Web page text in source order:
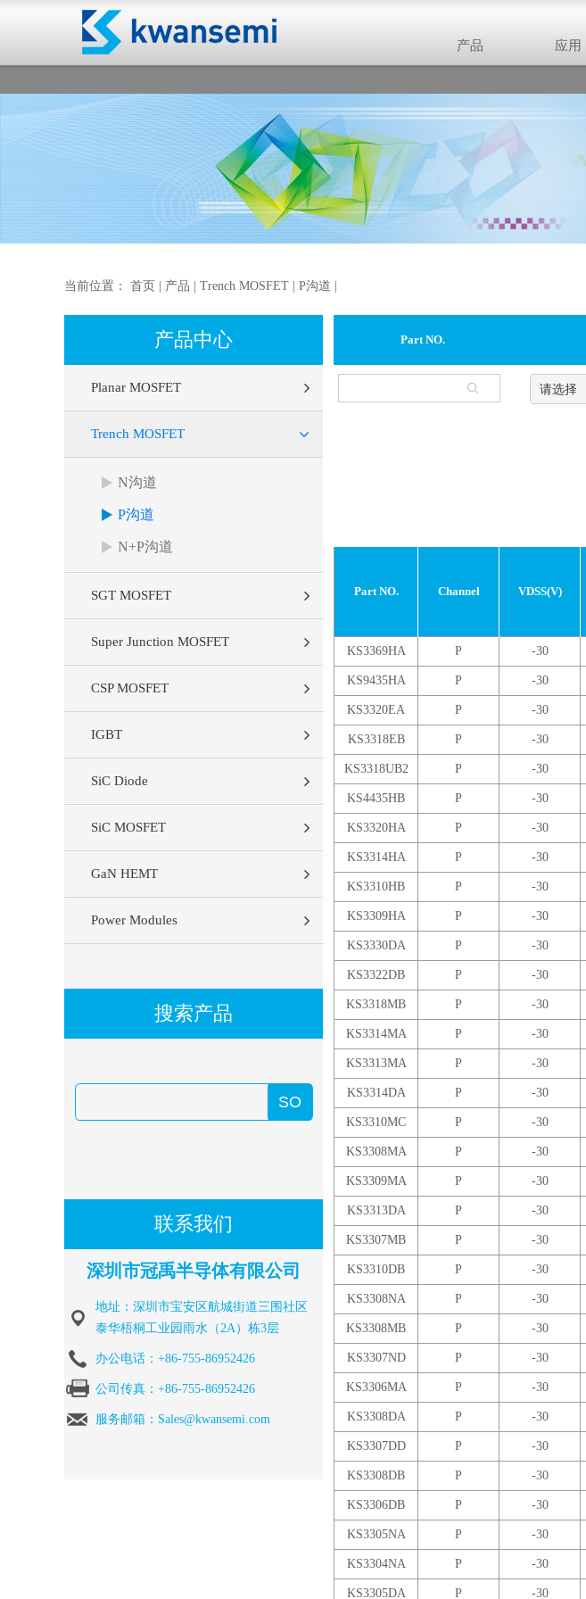
产品 应用
当前位置： 首页 产品 Trench MOSFET P沟道
产品中心
Planar MOSFET
Trench MOSFET
N沟道
P沟道
N+P沟道
SGT MOSFET
Super Junction MOSFET
CSP MOSFET
IGBT
SiC Diode
SiC MOSFET
GaN HEMT
Power Modules
搜索产品
联系我们
深圳市冠禹半导体有限公司
地址：深圳市宝安区航城街道三围社区
泰华梧桐工业园雨水（2A）栋3层
办公电话：+86-755-86952426
公司传真：+86-755-86952426
服务邮箱：Sales@kwansemi.com
Part NO.
请选择
Part NO. Channel VDSS(V)
KS3369HA P -30
KS9435HA P -30
KS3320EA P -30
KS3318EB P -30
KS3318UB2 P -30
KS4435HB P -30
KS3320HA P -30
KS3314HA P -30
KS3310HB P -30
KS3309HA P -30
KS3330DA P -30
KS3322DB P -30
KS3318MB P -30
KS3314MA P -30
KS3313MA P -30
KS3314DA P -30
KS3310MC P -30
KS3308MA P -30
KS3309MA P -30
KS3313DA P -30
KS3307MB P -30
KS3310DB P -30
KS3308NA P -30
KS3308MB P -30
KS3307ND P -30
KS3306MA P -30
KS3308DA P -30
KS3307DD P -30
KS3308DB P -30
KS3306DB P -30
KS3305NA P -30
KS3304NA P -30
KS3305DA P -30